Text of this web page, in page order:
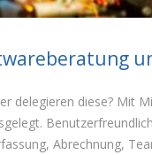
delegieren diese? Mit
Abrechnung,